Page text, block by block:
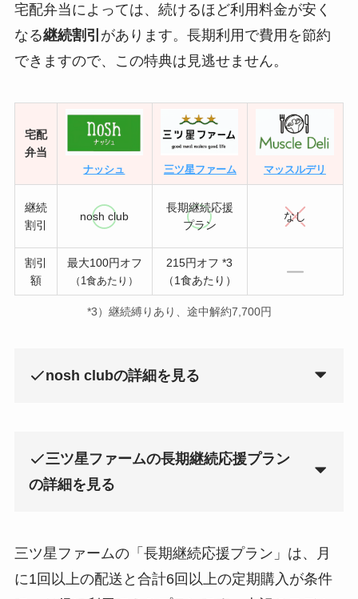
宅配弁当によっては、続けるほど利用料金が安く
なる継続割引 があります。長期利用で費用を節約
できますので、この特典は見逃せません。
宅配
弁当
ナッシュ 三ツ星ファーム マッスルデリ
継続
割引
nosh club
長期継続応援
プラン
なし
割引
額
最大100円オフ
（1食あたり）
215円オフ *3
（1食あたり）
*3）継続縛りあり、途中解約7,700円
nosh clubの詳細を見る
三ツ星ファームの長期継続応援プラン
の詳細を見る
三ツ星ファームの「長期継続応援プラン」は、月
に1回以上の配送と合計6回以上の定期購入が条件